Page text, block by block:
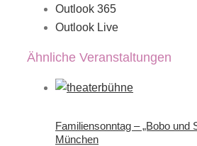
Outlook 365
Outlook Live
Ähnliche Veranstaltungen
Familiensonntag – „Bobo und
München